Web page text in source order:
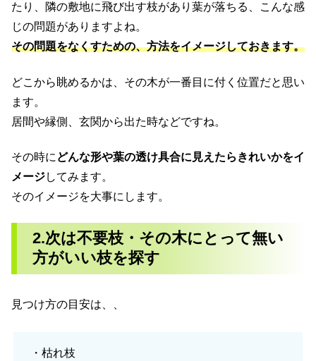
たり、隣の敷地に飛び出す枝があり葉が落ちる、こんな感
じの問題がありますよね。
その問題をなくすための、方法をイメージしておきます。
どこから眺めるかは、その木が一番目に付く位置だと思い
ます。
居間や縁側、玄関から出た時などですね。
その時に どんな形や葉の透け具合に見えたらきれいかをイ
メージしてみます。
そのイメージを大事にします。
2.次は不要枝・その木にとって無い
方がいい枝を探す
見つけ方の目安は、、
・枯れ枝